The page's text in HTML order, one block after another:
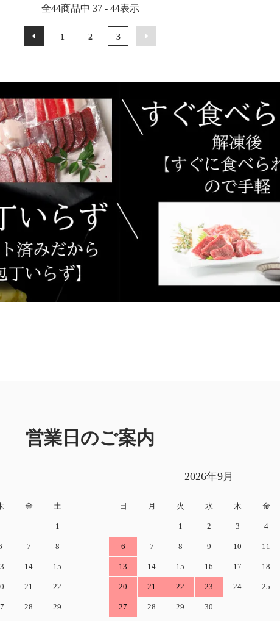
全44商品中 37 - 44表示
1 2 3
営業日のご案内
金 土
1
7 8
14 15
21 22
28 29
2026年9月
日 月 火 水 木 金
1 2 3 4
6 7 8 9 10 11
13 14 15 16 17 18
20 21 22 23 24 25
27 28 29 30